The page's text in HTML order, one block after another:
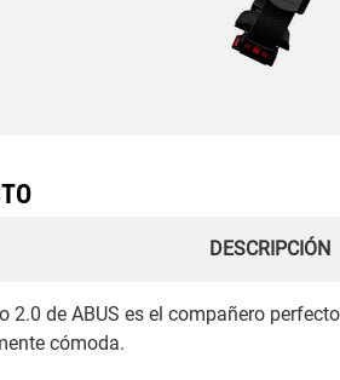
DESCRIPCIÓN
2.0 de ABUS es el compañero
cómoda.